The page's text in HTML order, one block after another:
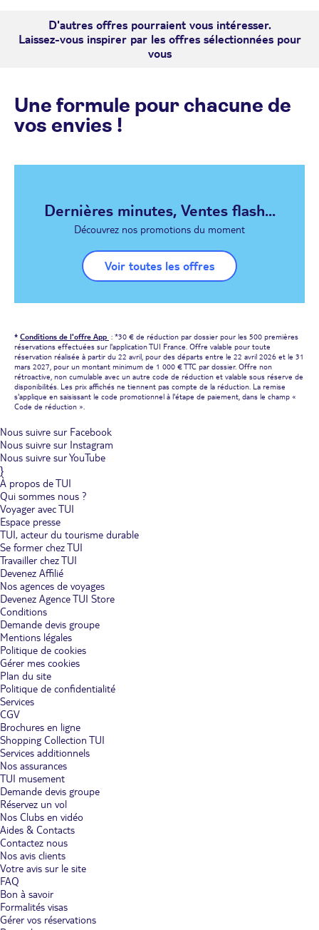
D'autres offres pourraient vous intéresser.
Laissez-vous inspirer par les offres sélectionnées pour
vous
Une formule pour chacune de
vos envies !
Dernières minutes, Ventes flash...
Découvrez nos promotions du moment
Voir toutes les offres
* Conditions de l'offre App : *30 € de réduction par dossier pour les 500 premières
réservations effectuées sur l'application TUI France. Offre valable pour toute
réservation réalisée à partir du 22 avril, pour des départs entre le 22 avril 2026 et le 31
mars 2027, pour un montant minimum de 1 000 € TTC par dossier. Offre non
rétroactive, non cumulable avec un autre code de réduction et valable sous réserve de
disponibilités. Les prix affichés ne tiennent pas compte de la réduction. La remise
s'applique en saisissant le code promotionnel à l'étape de paiement, dans le champ «
Code de réduction ».
Nous suivre sur Facebook
Nous suivre sur Instagram
Nous suivre sur YouTube
}
À propos de TUI
Qui sommes nous ?
Voyager avec TUI
Espace presse
TUI, acteur du tourisme durable
Se former chez TUI
Travailler chez TUI
Devenez Affilié
Nos agences de voyages
Devenez Agence TUI Store
Conditions
Demande devis groupe
Mentions légales
Politique de cookies
Gérer mes cookies
Plan du site
Politique de confidentialité
Services
CGV
Brochures en ligne
Shopping Collection TUI
Services additionnels
Nos assurances
TUI musement
Demande devis groupe
Réservez un vol
Nos Clubs en vidéo
Aides & Contacts
Contactez nous
Nos avis clients
Votre avis sur le site
FAQ
Bon à savoir
Formalités visas
Gérer vos réservations